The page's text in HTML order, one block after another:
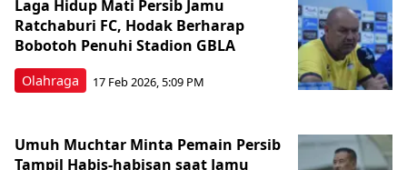
Olahraga
Laga Hidup Mati Persib Jamu
Ratchaburi FC, Hodak Berharap
Bobotoh Penuhi Stadion GBLA
17 Feb 2026, 5:09 PM
Umuh Muchtar Minta Pemain Persib
Tampil Habis-habisan saat Jamu